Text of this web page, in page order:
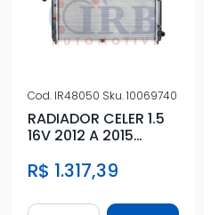
Cod. IR48050 Sku.10069740
RADIADOR CELER 1.5
16V 2012 A 2015
R$ 1.317,39